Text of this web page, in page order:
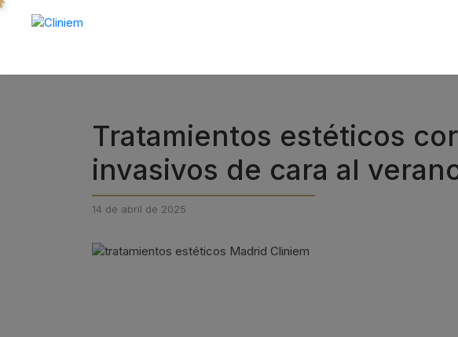
Tratamientos estéticos
invasivos de cara al
14 de abril de 2025